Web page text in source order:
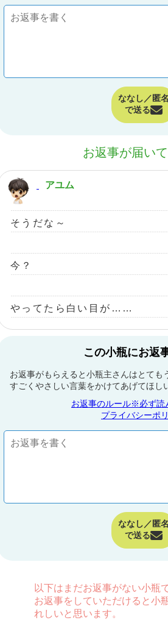
ななし／匿名
で送る
お返事が届い
アユム
そうだな～
今？
やってたら白い目が……
この小瓶にお返
お返事がもらえると小瓶主さんはとても
すごくやさしい言葉をかけてあげてほし
お返事のルール※必ず読
プライバシーポ
ななし／匿名
で送る
以下はまだお返事がない小瓶
お返事をしていただけると小
れしいと思います。